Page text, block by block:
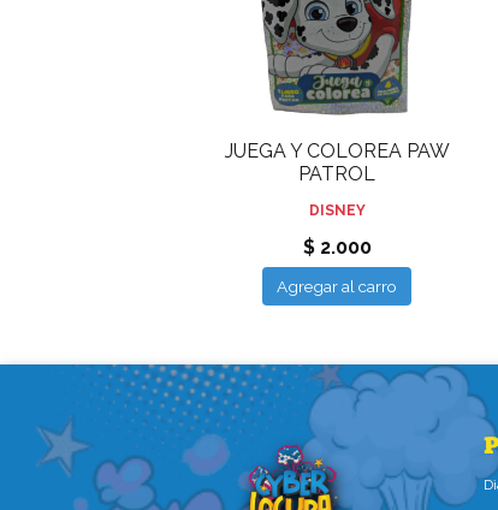
JUEGA Y COLOREA PAW
PATROL
DISNEY
$ 2.000
Agregar al carro